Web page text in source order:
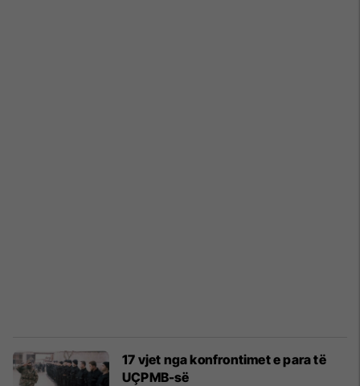
17 vjet nga konfrontimet e para të
UÇPMB-së